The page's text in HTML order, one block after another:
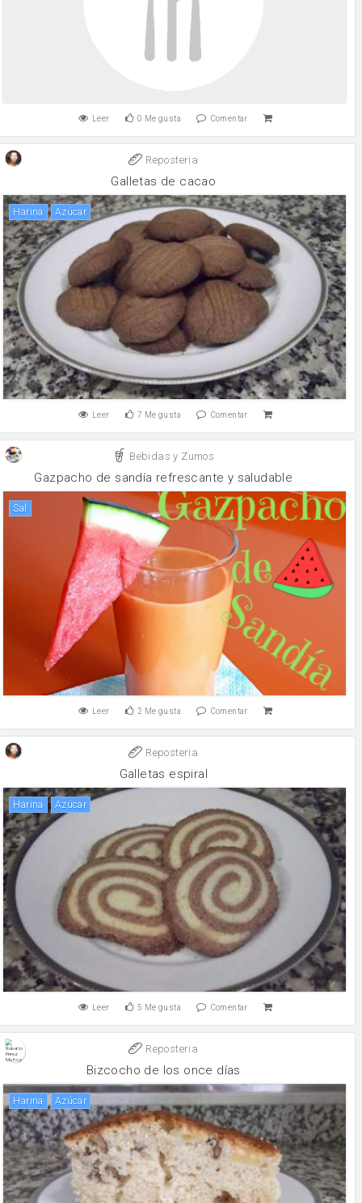
Leer 0 Me gusta Comentar
Reposteria
Galletas de cacao
harina Azúcar
Leer 7 Me gusta Comentar
Bebidas y Zumos
Gazpacho de sandía refrescante y saludable
sal
Leer 2 Me gusta Comentar
Reposteria
Galletas espiral
harina Azúcar
Leer 5 Me gusta Comentar
Reposteria
Bizcocho de los once días
harina Azúcar